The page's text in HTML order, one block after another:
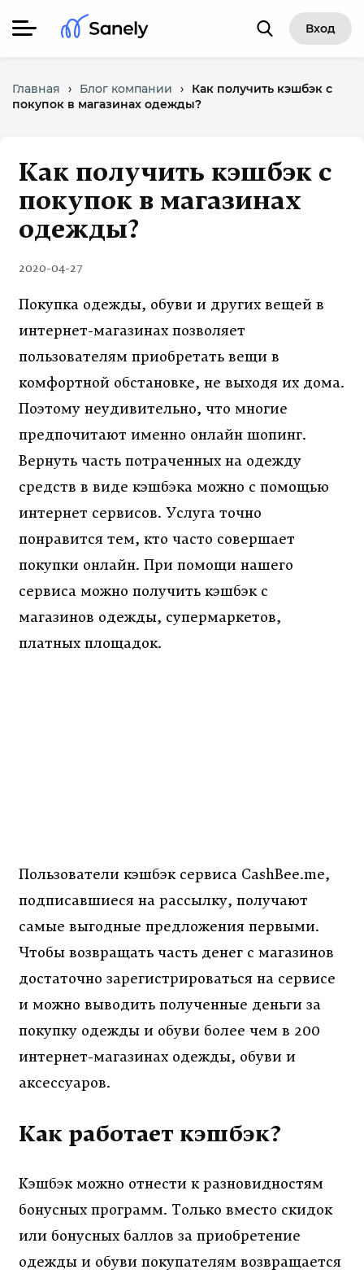
Вход
Главная › Блог компании ›
Как получить кэшбэк с
покупок в магазинах одежды?
Как получить кэшбэк с
покупок в магазинах
одежды?
2020-04-27
Покупка одежды, обуви и других вещей в
интернет-магазинах позволяет
пользователям приобретать вещи в
комфортной обстановке, не выходя их дома.
Поэтому неудивительно, что многие
предпочитают именно онлайн шопинг.
Вернуть часть потраченных на одежду
средств в виде кэшбэка можно с помощью
интернет сервисов. Услуга точно
понравится тем, кто часто совершает
покупки онлайн. При помощи нашего
сервиса можно получить кэшбэк с
магазинов одежды, супермаркетов,
платных площадок.
Пользователи кэшбэк сервиса CashBee.me,
подписавшиеся на рассылку, получают
самые выгодные предложения первыми.
Чтобы возвращать часть денег с магазинов
достаточно зарегистрироваться на сервисе
и можно выводить полученные деньги за
покупку одежды и обуви более чем в 200
интернет-магазинах одежды, обуви и
аксессуаров.
Как работает кэшбэк?
Кэшбэк можно отнести к разновидностям
бонусных программ. Только вместо скидок
или бонусных баллов за приобретение
одежды и обуви покупателям возвращается